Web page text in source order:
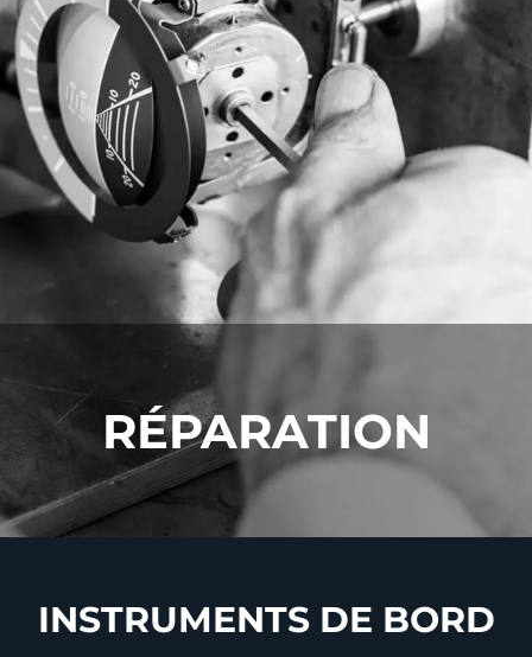
RÉPARATION
INSTRUMENTS DE BORD